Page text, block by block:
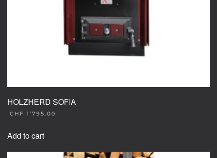
HOLZHERD SOFIA
CHF 1’795.00
Add to cart